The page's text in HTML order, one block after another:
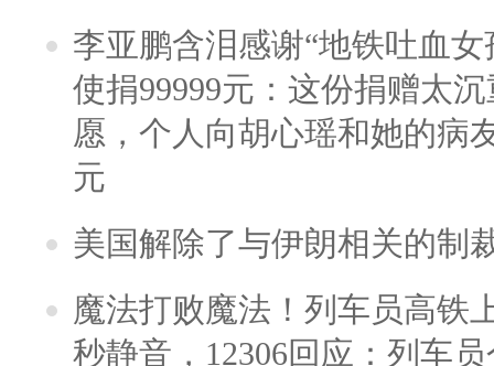
李亚鹏含泪感谢“地铁吐血
使捐99999元：这份捐赠太
愿，个人向胡心瑶和她的病
元
美国解除了与伊朗相关的制
魔法打败魔法！列车员高铁
秒静音，12306回应：列车